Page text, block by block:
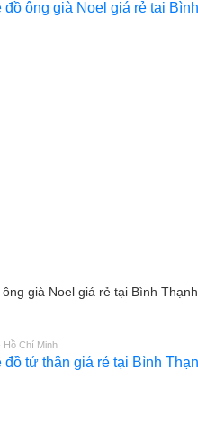
già Noel giá rẻ tại Bình Thạnh
Chí Minh